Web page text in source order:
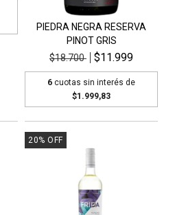
PIEDRA NEGRA RESERVA
PINOT GRIS
$18.700
$11.999
6 cuotas sin interés de
$1.999,83
20% OFF